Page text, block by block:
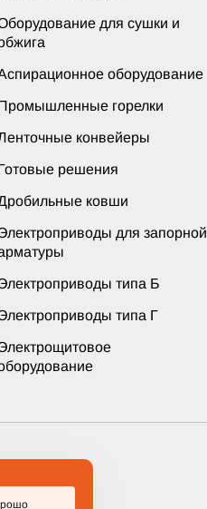
для сушки и
оборудование
горелки
конвейеры
решения
ковши
для запорной
типа Б
типа Г